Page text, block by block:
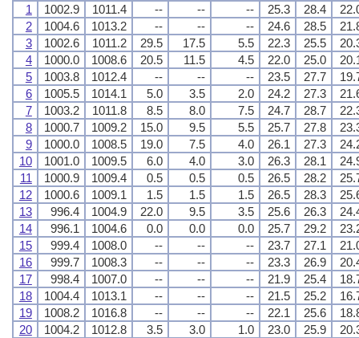
1
1002.9 1011.4 -- -- -- 25.3 28.4
2
1004.6 1013.2 -- -- -- 24.6 28.5
3
1002.6 1011.2 29.5 17.5 5.5 22.3 25.5
4
1000.0 1008.6 20.5 11.5 4.5 22.0 25.0
5
1003.8 1012.4 -- -- -- 23.5 27.7
6
1005.5 1014.1 5.0 3.5 2.0 24.2 27.3
7
1003.2 1011.8 8.5 8.0 7.5 24.7 28.7
8
1000.7 1009.2 15.0 9.5 5.5 25.7 27.8
9
1000.0 1008.5 19.0 7.5 4.0 26.1 27.3
10
1001.0 1009.5 6.0 4.0 3.0 26.3 28.1
11
1000.9 1009.4 0.5 0.5 0.5 26.5 28.2
12
1000.6 1009.1 1.5 1.5 1.5 26.5 28.3
13
996.4 1004.9 22.0 9.5 3.5 25.6 26.3
14
996.1 1004.6 0.0 0.0 0.0 25.7 29.2
15
999.4 1008.0 -- -- -- 23.7 27.1
16
999.7 1008.3 -- -- -- 23.3 26.9
17
998.4 1007.0 -- -- -- 21.9 25.4
18
1004.4 1013.1 -- -- -- 21.5 25.2
19
1008.2 1016.8 -- -- -- 22.1 25.6
20
1004.2 1012.8 3.5 3.0 1.0 23.0 25.9